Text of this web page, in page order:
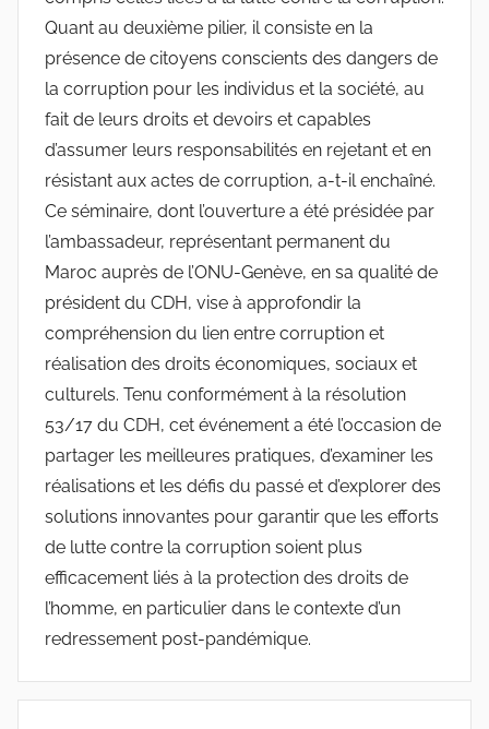
Quant au deuxième pilier, il consiste en la
présence de citoyens conscients des dangers de
la corruption pour les individus et la société, au
fait de leurs droits et devoirs et capables
d’assumer leurs responsabilités en rejetant et en
résistant aux actes de corruption, a-t-il enchaîné.
Ce séminaire, dont l’ouverture a été présidée par
l’ambassadeur, représentant permanent du
Maroc auprès de l’ONU-Genève, en sa qualité de
président du CDH, vise à approfondir la
compréhension du lien entre corruption et
réalisation des droits économiques, sociaux et
culturels. Tenu conformément à la résolution
53/17 du CDH, cet événement a été l’occasion de
partager les meilleures pratiques, d’examiner les
réalisations et les défis du passé et d’explorer des
solutions innovantes pour garantir que les efforts
de lutte contre la corruption soient plus
efficacement liés à la protection des droits de
l’homme, en particulier dans le contexte d’un
redressement post-pandémique.